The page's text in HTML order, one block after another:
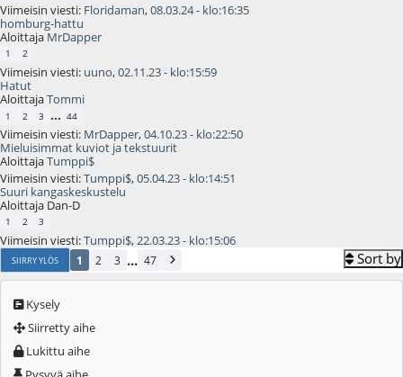
Viimeisin viesti: Floridaman,08.03.24 - klo:16:35
homburg-hattu
Aloittaja MrDapper
1 2
Viimeisin viesti: uuno,02.11.23 - klo:15:59
Hatut
AloittajaTommi
1 2 3 ... 44
Viimeisin viesti: MrDapper,04.10.23 - klo:22:50
Mieluisimmat kuviot ja tekstuurit
AloittajaTumppi$
Viimeisin viesti:Tumppi$,05.04.23 - klo:14:51
Suuri kangaskeskustelu
Aloittaja Dan-D
1 2 3
Viimeisin viesti:Tumppi$,22.03.23 - klo:15:06
SIIRRY YLÖS 1 2 3 ... 47 Sort by
Kysely
Siirretty aihe
Lukittu aihe